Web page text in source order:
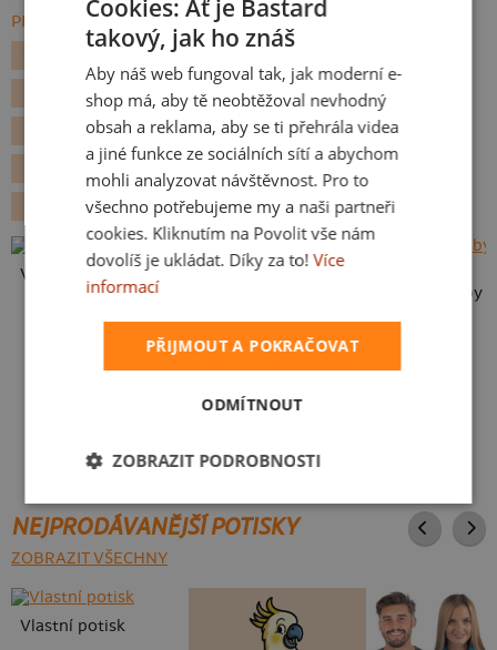
PROCHÁZET VŠE:
GAMING
PRO BABIČKU A DĚDU
VLASTNÍ POTISK
RETRO HRY
NAROZENINY 30
NAROZENINY 40
NAROZENINY 50
NAROZENINY 70
Vlastní potisk
NEJPRODÁVANĚJŠÍ POTISKY
ZOBRAZIT VŠECHNY
Vlastní potisk
SLOVAK
Cookies: Ať je Bastard
takový, jak ho znáš
Aby náš web fungoval tak, jak moderní e-
shop má, aby tě neobtěžoval nevhodný
obsah a reklama, aby se ti přehrála videa
a jiné funkce ze sociálních sítí a abychom
mohli analyzovat návštěvnost. Pro to
všechno potřebujeme my a naši partneři
cookies. Kliknutím na Povolit vše nám
dovolíš je ukládat. Díky za to! Více
informací
PŘIJMOUT A POKRAČOVAT
ODMÍTNOUT
ZOBRAZIT PODROBNOSTI